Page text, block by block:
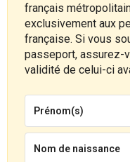
français
exclusivement aux
française. Si vous
passeport, assurez-
validité de celui-ci
Prénom(s)
Nom de naissance